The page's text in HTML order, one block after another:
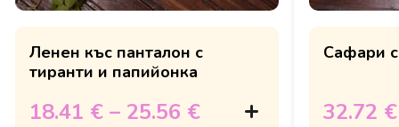
Ленен къс панталон с
тиранти и папийонка
18.41 € – 25.56 €
Сафари
32.72 €